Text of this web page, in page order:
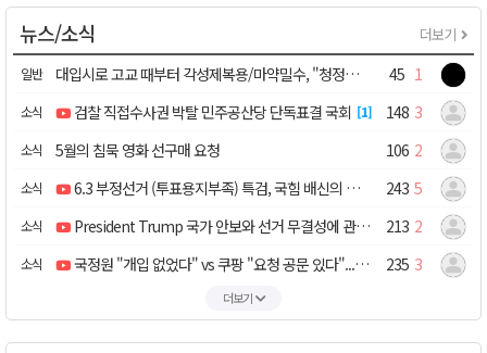
뉴스/소식 더보기
일반 대입시로 고교 때부터 각성제복용/마약밀수, "청정국? 이젠 오염국"/마약류 사범 매년 느는데…보완수사 폐지에 檢 고심 1
45
소식 검찰 직접수사권 박탈 민주공산당 단독표결 국회 통과 -🧑‍🦳성창경TV 1 3
148
소식 5월의 침묵 영화 선구매 요청 2
106
소식 6.3 부정선거 (투표용지부족) 특검, 국힘 배신의 합의 - 🧑‍🦳성창경TV 5
243
소식 President Trump 국가 안보와 선거 무결성에 관해 발표+3 2
213
소식 국정원 "개입 없었다" vs 쿠팡 "요청 공문 있다"... 미 의회가 밝힌 진실 -⛑️고논 3
235
더보기